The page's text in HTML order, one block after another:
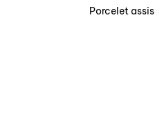
Porcelet assis